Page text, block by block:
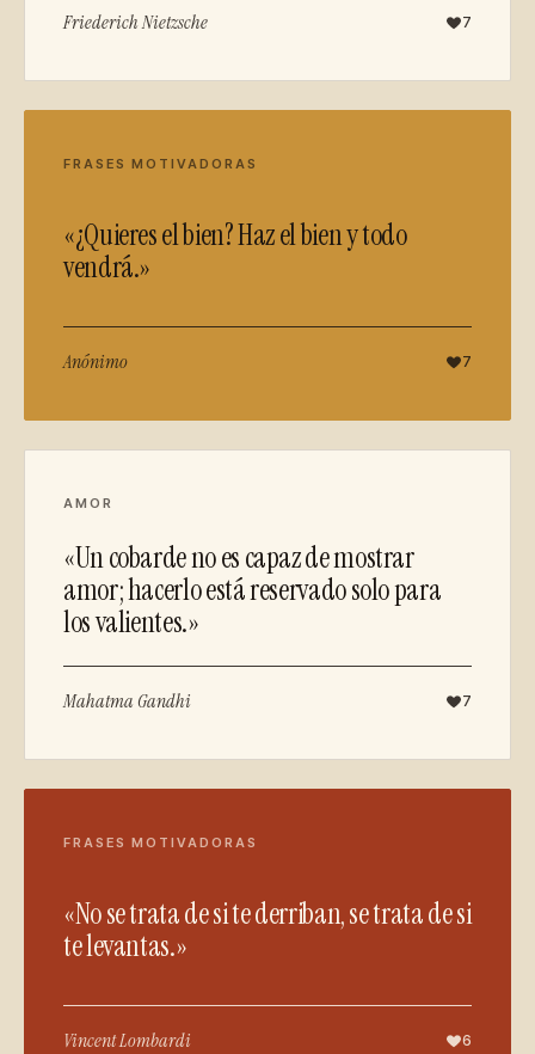
Friederich Nietzsche 7
FRASES MOTIVADORAS
«¿Quieres el bien? Haz el bien y todo
vendrá.»
Anónimo 7
AMOR
«Un cobarde no es capaz de mostrar
amor; hacerlo está reservado solo para
los valientes.»
Mahatma Gandhi 7
FRASES MOTIVADORAS
«No se trata de si te derriban, se trata de si
te levantas.»
Vincent Lombardi 6